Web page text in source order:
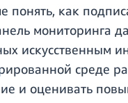
понять, как
мониторинга
искусственным
среде
и оценивать